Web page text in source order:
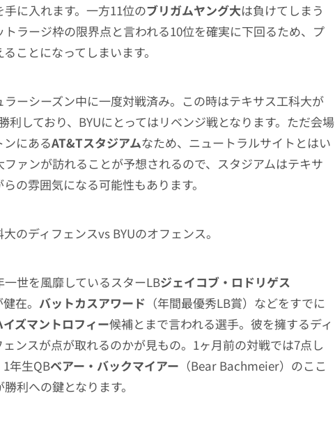
に入れます。一方11位のブリガムヤング大は負けてしまう
ラージ枠の限界点と言われる10位を確実に下回るため、プ
ことになってしまいます。
ラーシーズン中に一度対戦済み。この時はテキサス工科大が
利しており、BYUにとってはリベンジ戦となります。ただ会場
にあるAT&Tスタジアムなため、ニュートラルサイトとはい
ァンが訪れることが予想されるので、スタジアムはテキサ
の雰囲気になる可能性もあります。
のディフェンスvs BYUのオフェンス。
世を風靡しているスターLBジェイコブ・ロドリゲス
在。 バットカスアワード （年間最優秀LB賞）などをすでに
イズマントロフィー候補とまで言われる選手。彼を擁するディ
ンスが点が取れるのかが見もの。1ヶ月前の対戦では7点し
年生QBベアー・バックマイアー （Bear Bachmeier）のここ
利への鍵となります。